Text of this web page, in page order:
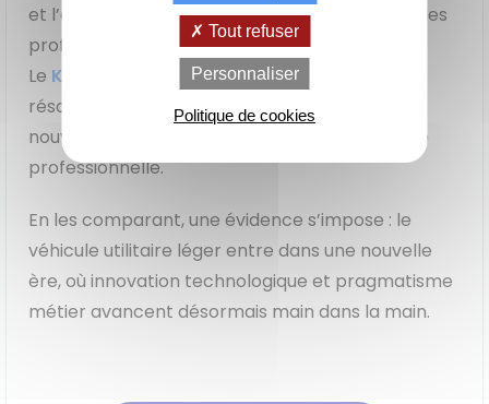
Financement
de
votreLe crédit
classique
et l’adaptabilité, des valeurs essentielles pour les
professionnels d’aujourd’hui.
Le Kia PV5
symbolise l’avenir, avec une vision
résolument tournée vers l’électrification et les
nouveaux modèles économiques de la mobilité
professionnelle.
En les comparant, une évidence s’impose : le
véhicule utilitaire léger entre dans une nouvelle
ère, où innovation technologique et pragmatisme
métier avancent désormais main dans la main.
Tout refuser
Personnaliser
Politique de cookies